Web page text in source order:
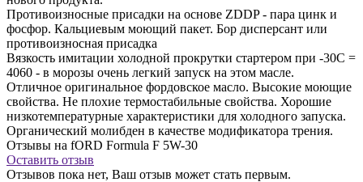
Противоизносные присадки на основе ZDDP - пара цинк и
фосфор. Кальциевым моющий пакет. Бор дисперсант или
противоизносная присадка
Вязкость имитации холодной прокрутки стартером при -30С =
4060 - в морозы очень легкий запуск на этом масле.
Отличное оригинальное фордовское масло. Высокие моющие
свойства. Не плохие термостабильные свойства. Хорошие
низкотемпературные характеристики для холодного запуска.
Органический молибден в качестве модификатора трения.
Отзывы на fORD Formula F 5W-30
Оставить отзыв
Отзывов пока нет, Ваш отзыв может стать первым.